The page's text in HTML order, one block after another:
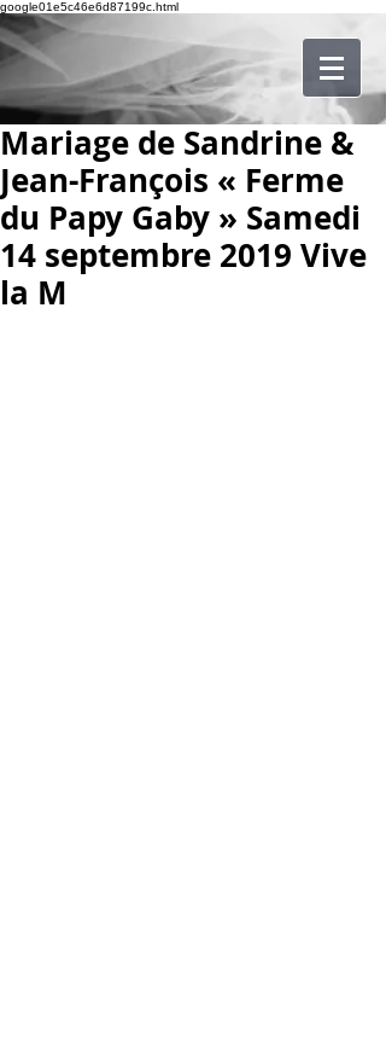
google01e5c46e6d87199c.html
Mariage de Sandrine &
Jean-François « Ferme
du Papy Gaby » Samedi
14 septembre 2019 Vive
la M